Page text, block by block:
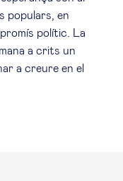
populars, en
polític. La
a crits un
a creure en el